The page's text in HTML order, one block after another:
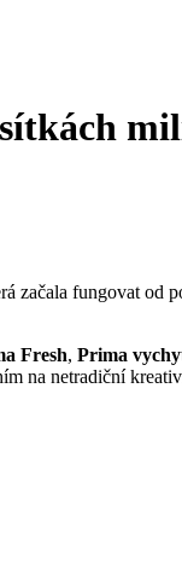
začala fungovat od
Fresh, Prima
na netradiční